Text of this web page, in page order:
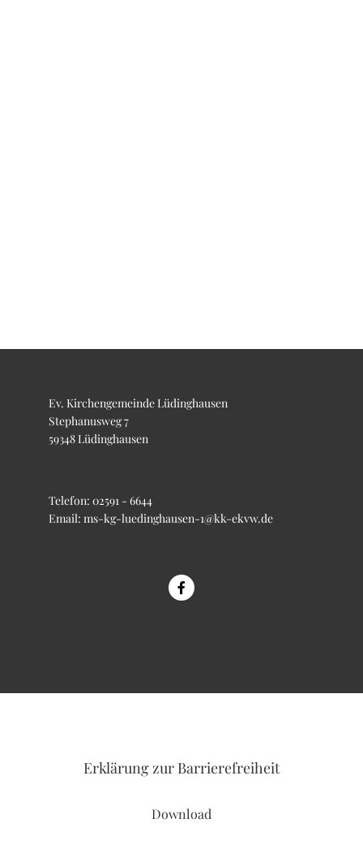
Ev. Kirchengemeinde Lüdinghausen
Stephanusweg 7
59348 Lüdinghausen
Telefon: 02591 - 6644
Email: ms-kg-luedinghausen-1@kk-ekvw.de
Erklärung zur Barrierefreiheit
Download